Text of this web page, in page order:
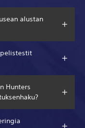
alustan
Hunters